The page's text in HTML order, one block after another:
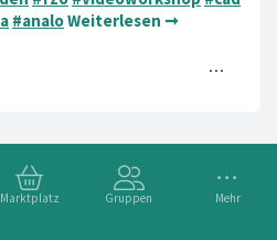
Marktplatz Gruppen Mehr
#analoWeiterlesen ➞